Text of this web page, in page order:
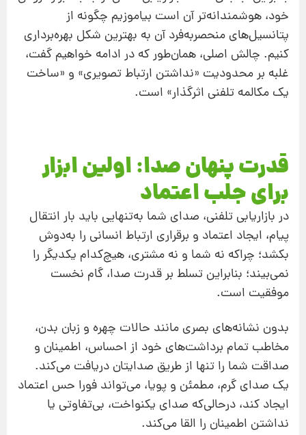
خود، هوشمندانه‌تر آن است بیاموزیم چگونه از
پتانسیل‌های منحصربه‌فرد آن به بهترین شکل بهره‌برداری
کنیم. چالش اصلی، همان‌طور که در ادامه خواهیم گفت،
غلبه بر محدودیت «نداشتن ارتباط تصویری» و «ساخت
یک مکالمه تلفنی اثرگذار» است.
قدرت پنهان صدا: اولین ابزار
برای جلب اعتماد
در بازاریابی تلفنی، صدای شما به‌تنهایی باید بار انتقال
پیام، ایجاد اعتماد و برقراری ارتباط انسانی را به‌دوش
بکشد؛ چراکه نه شما و نه مشتری، هیچ‌کدام یکدیگر را
نمی‌بیند؛ بنابراین تسلط بر قدرت صدا، گام نخست
موفقیت است.
بدون نشانه‌های بصری مانند حالات چهره و زبان بدن،
مخاطب تمام برداشت‌های خود از احساس، اطمینان و
صداقت شما را تنها از طریق صدایتان دریافت می‌کند.
یک صدای گرم، مطمئن و پویا، می‌تواند فورا حس اعتماد
ایجاد کند، درحالی‌که صدای یکنواخت، بی‌تفاوتی یا
نداشتن اطمینان را القا می‌کند.